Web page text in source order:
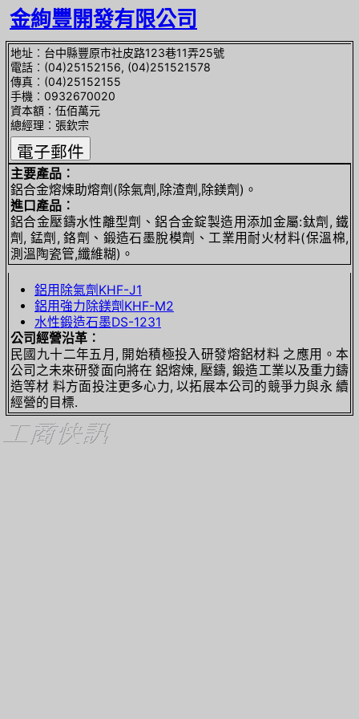
金絢豐開發有限公司
地址︰台中縣豐原市社皮路123巷11弄25號
電話︰(04)25152156, (04)251521578
傳真︰(04)25152155
手機︰0932670020
資本額︰伍佰萬元
總經理︰張欽宗
主要產品︰
鋁合金熔煉助熔劑(除氣劑,除渣劑,除鎂劑)。
進口產品︰
鋁合金壓鑄水性離型劑、鋁合金錠製造用添加金屬:鈦劑, 鐵
劑, 錳劑, 鉻劑、鍛造石墨脫模劑、工業用耐火材料(保溫棉,
測溫陶瓷管,纖維糊)。
鋁用除氣劑KHF-J1
鋁用強力除鎂劑KHF-M2
水性鍛造石墨DS-1231
公司經營沿革︰
民國九十二年五月, 開始積極投入研發熔鋁材料 之應用。本
公司之未來研發面向將在 鋁熔煉, 壓鑄, 鍛造工業以及重力鑄
造等材 料方面投注更多心力, 以拓展本公司的競爭力與永 續
經營的目標.